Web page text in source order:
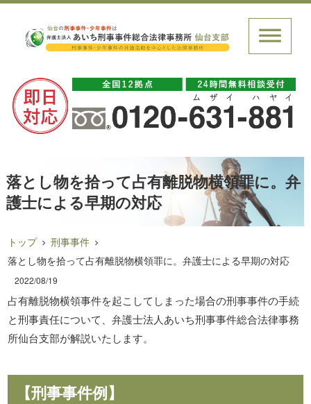
落とし物を拾って占有離脱物横領罪に。弁
護士による早期の対応
トップ
刑事事件
落とし物を拾って占有離脱物横領罪に。弁護士による早期の対応
2022/08/19
占有離脱物横領事件を起こしてしまった場合の刑事事件の手続
と刑事責任について、弁護士法人あいち刑事事件総合法律事務
所仙台支部が解説いたします。
【刑事事件例】